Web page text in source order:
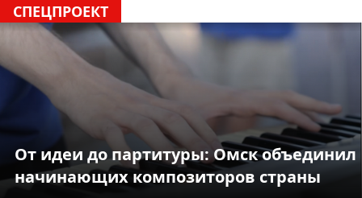
СПЕЦПРОЕКТ
От идеи до партитуры: Омск объединил
начинающих композиторов страны